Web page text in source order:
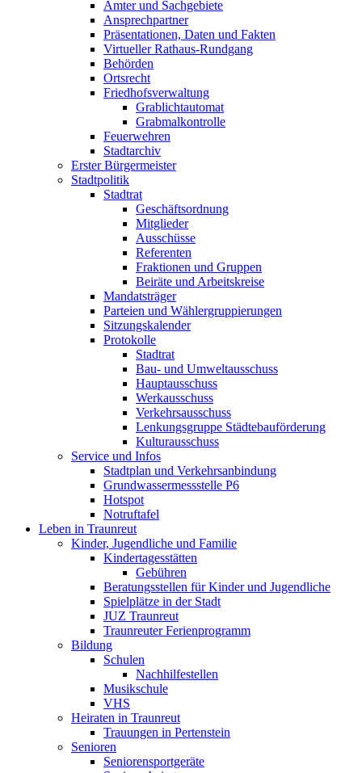
Ämter und Sachgebiete
Ansprechpartner
Präsentationen, Daten und Fakten
Virtueller Rathaus-Rundgang
Behörden
Ortsrecht
Friedhofsverwaltung
Grablichtautomat
Grabmalkontrolle
Feuerwehren
Stadtarchiv
Erster Bürgermeister
Stadtpolitik
Stadtrat
Geschäftsordnung
Mitglieder
Ausschüsse
Referenten
Fraktionen und Gruppen
Beiräte und Arbeitskreise
Mandatsträger
Parteien und Wählergruppierungen
Sitzungskalender
Protokolle
Stadtrat
Bau- und Umweltausschuss
Hauptausschuss
Werkausschuss
Verkehrsausschuss
Lenkungsgruppe Städtebauförderung
Kulturausschuss
Service und Infos
Stadtplan und Verkehrsanbindung
Grundwassermessstelle P6
Hotspot
Notruftafel
Leben in Traunreut
Kinder, Jugendliche und Familie
Kindertagesstätten
Gebühren
Beratungsstellen für Kinder und Jugendliche
Spielplätze in der Stadt
JUZ Traunreut
Traunreuter Ferienprogramm
Bildung
Schulen
Nachhilfestellen
Musikschule
VHS
Heiraten in Traunreut
Trauungen in Pertenstein
Senioren
Seniorensportgeräte